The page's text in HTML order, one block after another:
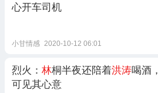
心开车司机
小甘情感 2020-10-12 06:01
烈火： 林桐半夜还陪着洪涛喝酒，
可见其心意